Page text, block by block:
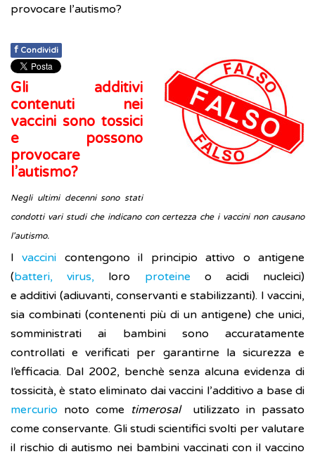
provocare l’autismo?
f Condividi
Gli additivi
contenuti nei
vaccini sono tossici
e possono
provocare
l’autismo?
Negli ultimi decenni sono stati
condotti vari studi che indicano con certezza che i vaccini non causano
l'autismo.
Ivaccini contengono il principio attivo o antigene
(batteri, virus, loro proteine o acidi nucleici)
e additivi (adiuvanti, conservanti e stabilizzanti). I vaccini,
sia combinati (contenenti più di un antigene) che unici,
somministrati ai bambini sono accuratamente
controllati e verificati per garantirne la sicurezza e
l’efficacia. Dal 2002, benchè senza alcuna evidenza di
tossicità, è stato eliminato dai vaccini l’additivo a base di
mercurio noto come timerosal
utilizzato in passato
come conservante. Gli studi scientifici svolti per valutare
il rischio di autismo nei bambini vaccinati con il vaccino